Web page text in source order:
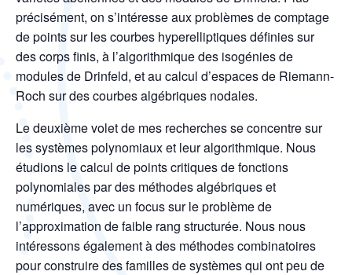
précisément, on s’intéresse aux problèmes de comptage
de points sur les courbes hyperelliptiques définies sur
des corps finis, à l’algorithmique des isogénies de
modules de Drinfeld, et au calcul d’espaces de Riemann-
Roch sur des courbes algébriques nodales.
Le deuxième volet de mes recherches se concentre sur
les systèmes polynomiaux et leur algorithmique. Nous
étudions le calcul de points critiques de fonctions
polynomiales par des méthodes algébriques et
numériques, avec un focus sur le problème de
l’approximation de faible rang structurée. Nous nous
intéressons également à des méthodes combinatoires
pour construire des familles de systèmes qui ont peu de